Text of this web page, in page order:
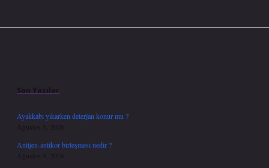
Son Yazılar
Ayakkabı yıkarken deterjan konur mu ?
Ağustos 5, 2026
Antijen-antikor birleşmesi nedir ?
Ağustos 4, 2026